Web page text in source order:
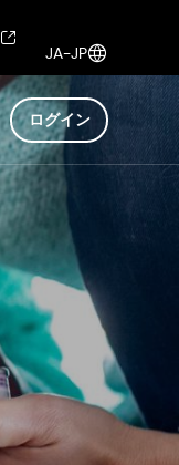
JA-JP
ログイン